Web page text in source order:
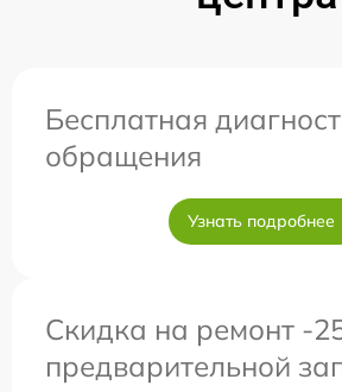
Бесплатная
обращения
Узнать подробнее
Скидка на ремонт -
предварительной